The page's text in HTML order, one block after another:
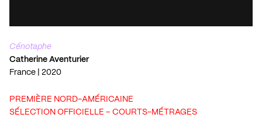
Cénotaphe
Catherine Aventurier
France | 2020
PREMIÈRE NORD-AMÉRICAINE
SÉLECTION OFFICIELLE – COURTS-MÉTRAGES